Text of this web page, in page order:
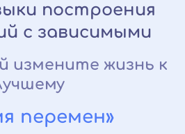
построения
с зависимыми
измените жизнь к
перемен»